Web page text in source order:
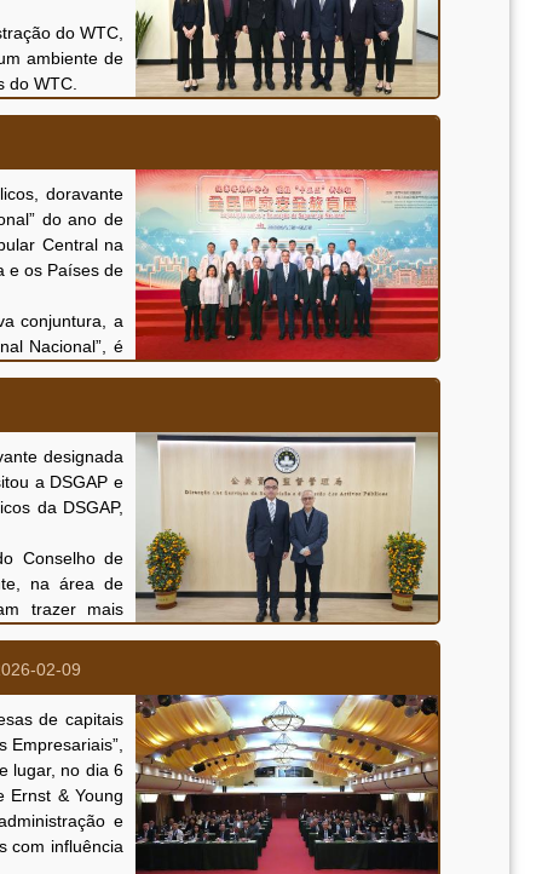
como para o
Macau e, em
a promover a
cultural entre
serviços
o
positivos na
do WTC,
ambiente de
do WTC.
e do
e promover
serviços de
do Centro de
de litígios
e comercial,
de litígios
bem como
da
local de
doravante
do ano de
Central na
e os Países de
conjuntura, a
Nacional”, é
no âmbito
da DSGAP
o
concurso de
nacional”, as
sob
e do
a segurança
designada
a DSGAP e
da DSGAP,
Conselho de
na área de
trazer mais
que a mesma
dos
avaliação do
02-09
de capitais
lugar, no dia 6
Ernst & Young
e
com influência